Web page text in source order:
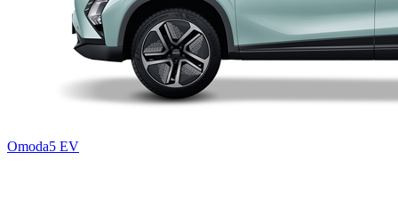
Omoda5 EV